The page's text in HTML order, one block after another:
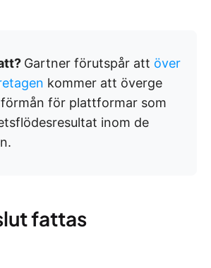
Gartner förutspår att över
kommer att överge
för plattformar som
inom de
fattas